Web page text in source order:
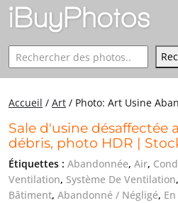
Rechercher
Accueil / Art / Photo: Art Usine
Sale d'usine désaffectée
débris, photo HDR |
Étiquettes : Abandonnée, Air,
Ventilation, Système De Ventilation,
Bâtiment, Abandonné / Négligé,